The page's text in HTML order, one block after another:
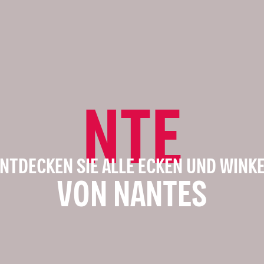
NTE
SIE ALLE ECKEN UND
VON NANTES